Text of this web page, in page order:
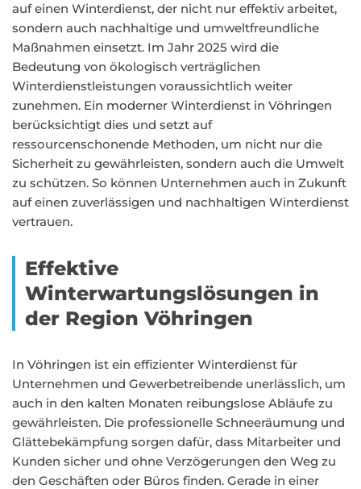
auf einen Winterdienst, der nicht nur effektiv arbeitet,
sondern auch nachhaltige und umweltfreundliche
Maßnahmen einsetzt. Im Jahr 2025 wird die
Bedeutung von ökologisch verträglichen
Winterdienstleistungen voraussichtlich weiter
zunehmen. Ein moderner Winterdienst in Vöhringen
berücksichtigt dies und setzt auf
ressourcenschonende Methoden, um nicht nur die
Sicherheit zu gewährleisten, sondern auch die Umwelt
zu schützen. So können Unternehmen auch in Zukunft
auf einen zuverlässigen und nachhaltigen Winterdienst
vertrauen.
Effektive
Winterwartungslösungen in
der Region Vöhringen
In Vöhringen ist ein effizienter Winterdienst für
Unternehmen und Gewerbetreibende unerlässlich, um
auch in den kalten Monaten reibungslose Abläufe zu
gewährleisten. Die professionelle Schneeräumung und
Glättebekämpfung sorgen dafür, dass Mitarbeiter und
Kunden sicher und ohne Verzögerungen den Weg zu
den Geschäften oder Büros finden. Gerade in einer